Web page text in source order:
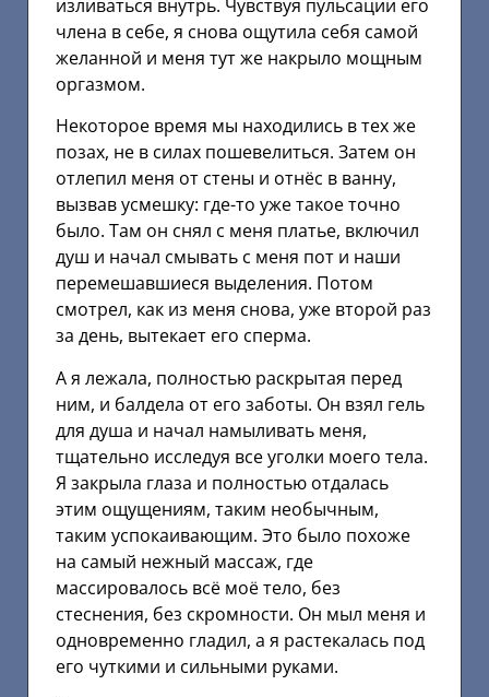
изливаться внутрь. Чувствуя пульсации его
члена в себе, я снова ощутила себя самой
желанной и меня тут же накрыло мощным
оргазмом.
Некоторое время мы находились в тех же
позах, не в силах пошевелиться. Затем он
отлепил меня от стены и отнёс в ванну,
вызвав усмешку: где-то уже такое точно
было. Там он снял с меня платье, включил
душ и начал смывать с меня пот и наши
перемешавшиеся выделения. Потом
смотрел, как из меня снова, уже второй раз
за день, вытекает его сперма.
А я лежала, полностью раскрытая перед
ним, и балдела от его заботы. Он взял гель
для душа и начал намыливать меня,
тщательно исследуя все уголки моего тела.
Я закрыла глаза и полностью отдалась
этим ощущениям, таким необычным,
таким успокаивающим. Это было похоже
на самый нежный массаж, где
массировалось всё моё тело, без
стеснения, без скромности. Он мыл меня и
одновременно гладил, а я растекалась под
его чуткими и сильными руками.